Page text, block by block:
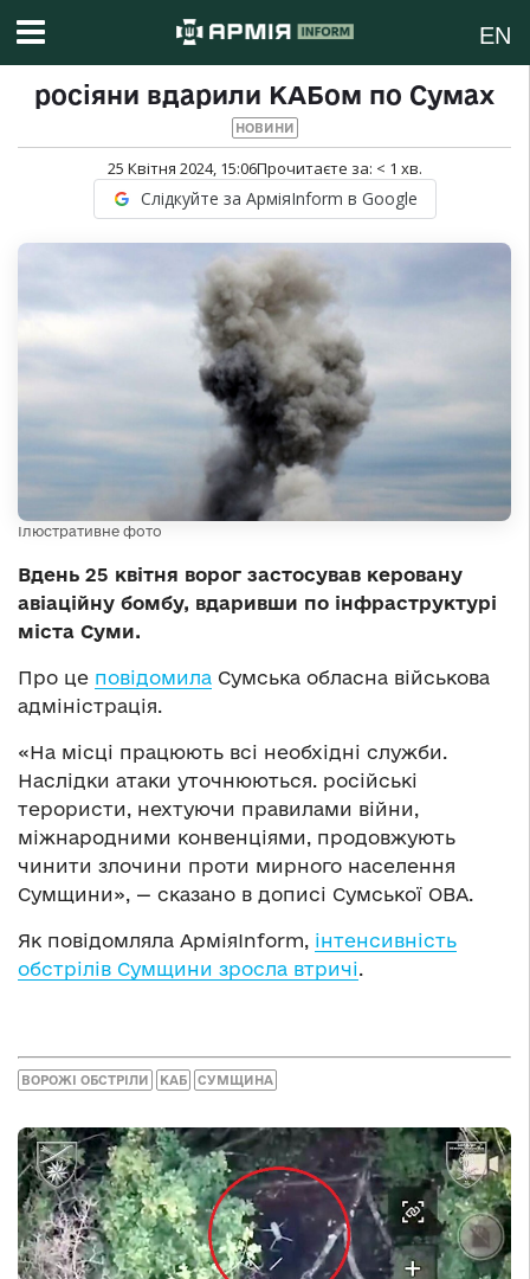
EN
росіяни вдарили КАБом по Сумах
НОВИНИ
25 Квітня 2024, 15:06Прочитаєте за: < 1 хв.
Слідкуйте за АрміяInform в Google
Ілюстративне фото
Вдень 25 квітня ворог застосував керовану
авіаційну бомбу, вдаривши по інфраструктурі
міста Суми.
Про це повідомила Сумська обласна військова
адміністрація.
«На місці працюють всі необхідні служби.
Наслідки атаки уточнюються. російські
терористи, нехтуючи правилами війни,
міжнародними конвенціями, продовжують
чинити злочини проти мирного населення
Сумщини», — сказано в дописі Сумської ОВА.
Як повідомляла АрміяInform, інтенсивність
обстрілів Сумщини зросла втричі.
ВОРОЖІ ОБСТРІЛИ КАБ СУМЩИНА